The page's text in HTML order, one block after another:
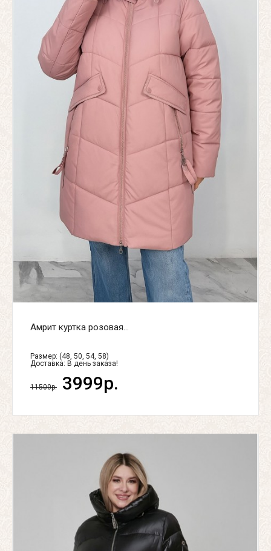
Амрит куртка розовая...
Размер: (48, 50, 54, 58)
Доставка: В день заказа!
11500р. 3999р.